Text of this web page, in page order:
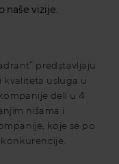
naše vizije.
predstavljaju
usluga u
deli u 4
nišama i
koje se po